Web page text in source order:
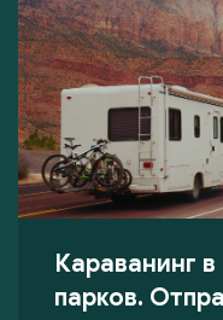
Караванинг
парков.